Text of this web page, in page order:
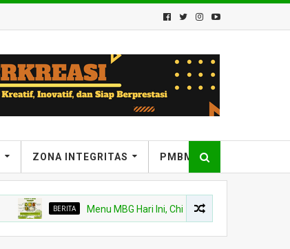
ZONA INTEGRITAS PMBM
BERITA Menu MBG Hari Ini, Chicken Steak dan Buah